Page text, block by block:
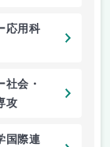
応用科
社会・
攻
国際連